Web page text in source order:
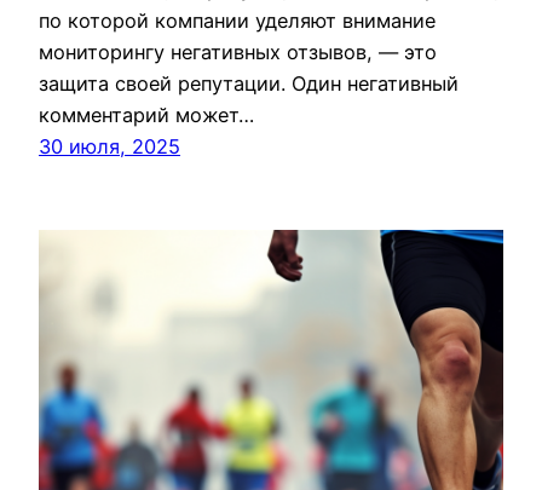
по которой компании уделяют внимание
мониторингу негативных отзывов, — это
защита своей репутации. Один негативный
комментарий может…
30 июля, 2025